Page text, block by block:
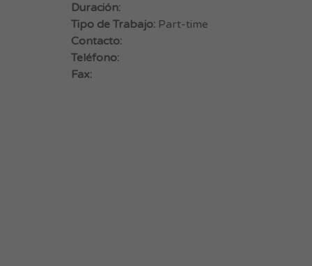
Duración:
Tipo de Trabajo: Part-time
Contacto:
Teléfono:
Fax: